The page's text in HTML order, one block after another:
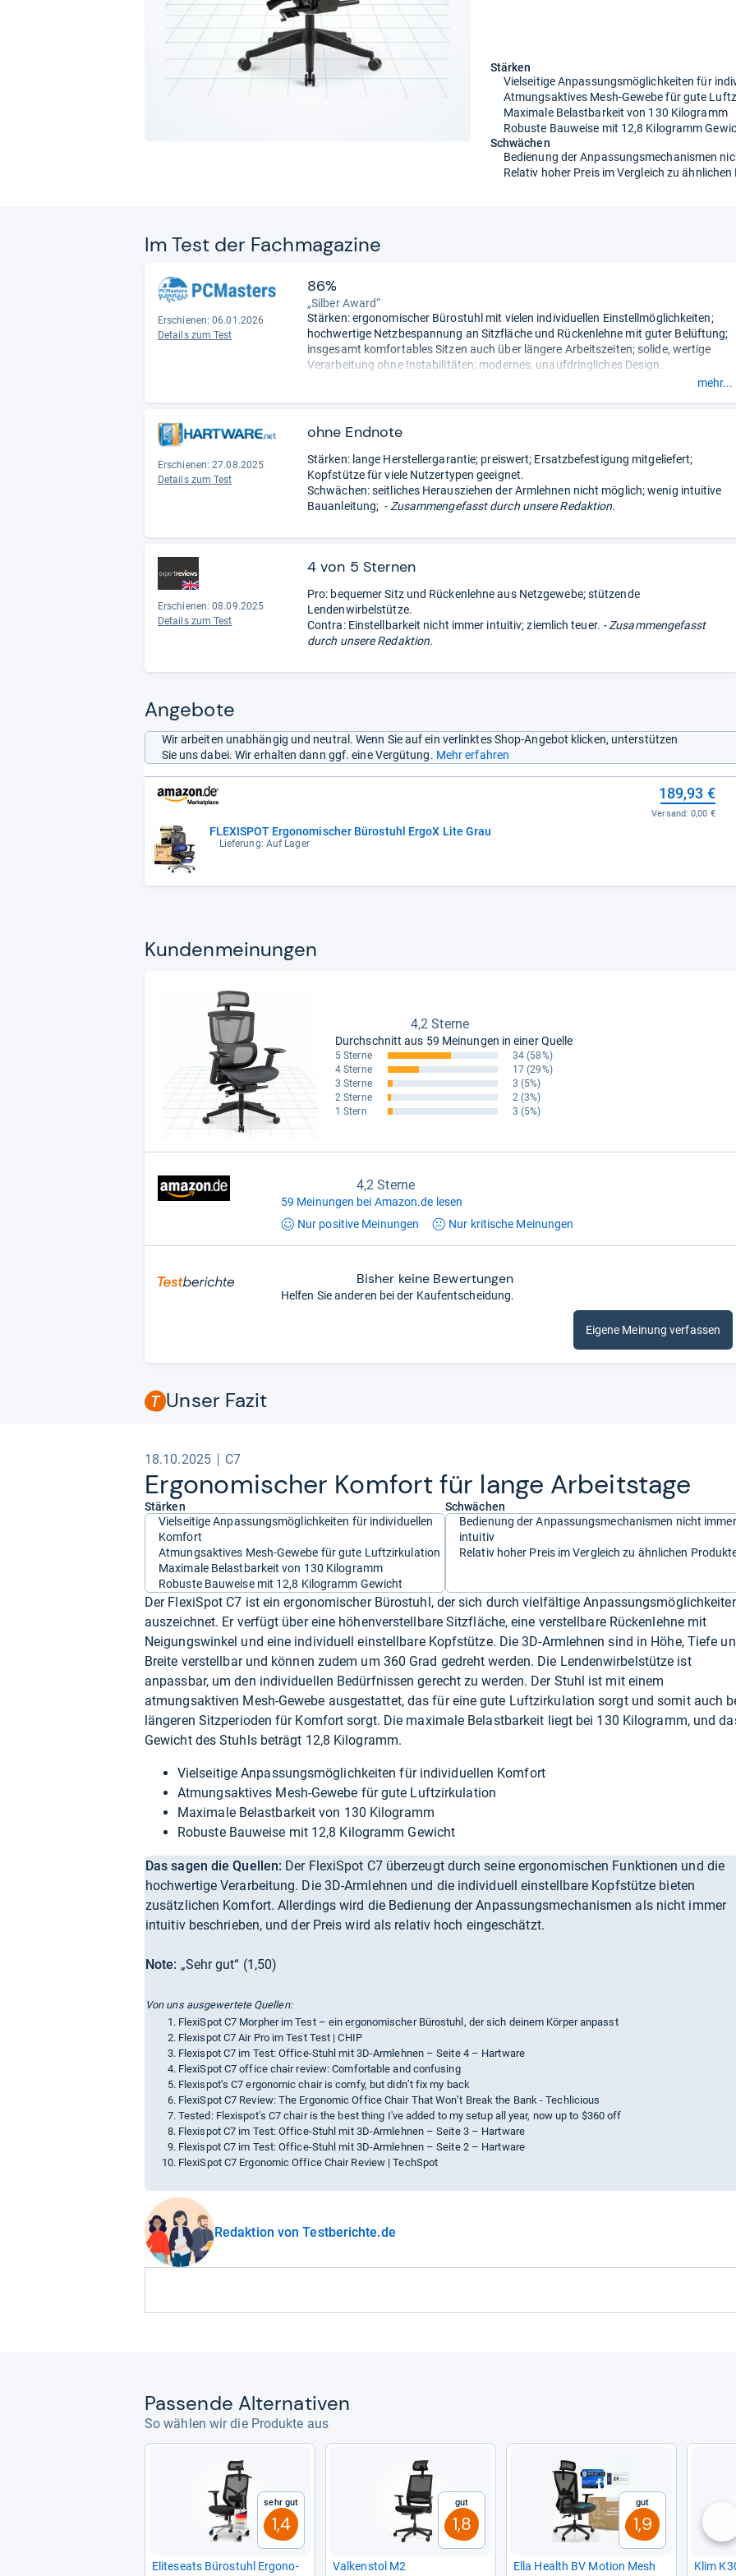
Stärken
Vielseitige Anpassungsmöglichkeiten für
Atmungsaktives Mesh-Gewebe für gute
Maximale Belastbarkeit von 130 Kilogramm
Robuste Bauweise mit 12,8 Kilogramm
Schwächen
Bedienung der Anpassungsmechanismen
Relativ hoher Preis im Vergleich zu
Im Test der Fach­ma­ga­zine
Erschienen: 06.01.2026
Details zum Test
86%
„Silber Award“
Stärken: ergonomischer Bürostuhl mit vielen individuellen Einstellmöglichkeiten;
hochwertige Netzbespannung an Sitzfläche und Rückenlehne mit guter Belüftung;
insgesamt komfortables Sitzen auch über längere Arbeitszeiten; solide, wertige
Verarbeitung ohne Instabilitäten; modernes, unaufdringliches Design.
mehr...
Erschienen: 27.08.2025
Details zum Test
ohne Endnote
Stärken: lange Herstellergarantie; preiswert; Ersatzbefestigung mitgeliefert;
Kopfstütze für viele Nutzertypen geeignet.
Schwächen: seitliches Herausziehen der Armlehnen nicht möglich; wenig intuitive
Bauanleitung; - Zusammengefasst durch unsere Redaktion.
Erschienen: 08.09.2025
Details zum Test
4 von 5 Sternen
Pro: bequemer Sitz und Rückenlehne aus Netzgewebe; stützende
Lendenwirbelstütze.
Contra: Einstellbarkeit nicht immer intuitiv; ziemlich teuer. - Zusammengefasst
durch unsere Redaktion.
Angebote
Wir arbeiten unabhängig und neutral. Wenn Sie auf ein verlinktes Shop-Angebot klicken, unterstützen
Sie uns dabei. Wir erhalten dann ggf. eine Vergütung. Mehr erfahren
FLEXISPOT Ergonomischer Bürostuhl ErgoX Lite Grau
Lieferung: Auf Lager
189,93 €
Versand:0,00 €
Kun­den­mei­nun­gen
4,2 Sterne
Durchschnitt aus 59 Meinungen in einer Quelle
5 Sterne 34 (58%)
4 Sterne
17 (29%)
3 Sterne
3 (5%)
2 Sterne
2 (3%)
1 Stern
3 (5%)
4,2 Sterne
59 Meinungen bei Amazon.de lesen
Nur positive Meinungen Nur kritische Meinungen
Bisher keine Bewertungen
Helfen Sie anderen bei der Kaufentscheidung.
Eigene Meinung verfassen
Unser Fazit
18.10.2025 C7
Ergo­no­mi­scher Kom­fort für lange Arbeits­tage
Stärken
Vielseitige Anpassungsmöglichkeiten für individuellen
Komfort
Atmungsaktives Mesh-Gewebe für gute Luftzirkulation
Maximale Belastbarkeit von 130 Kilogramm
Robuste Bauweise mit 12,8 Kilogramm Gewicht
Schwächen
Bedienung der Anpassungsmechanismen nicht immer
intuitiv
Relativ hoher Preis im Vergleich zu ähnlichen
Der FlexiSpot C7 ist ein ergonomischer Bürostuhl, der sich durch vielfältige
auszeichnet. Er verfügt über eine höhenverstellbare Sitzfläche, eine verstellbare Rückenlehne mit
Neigungswinkel und eine individuell einstellbare Kopfstütze. Die 3D-Armlehnen sind in Höhe, Tiefe
Breite verstellbar und können zudem um 360 Grad gedreht werden. Die Lendenwirbelstütze ist
anpassbar, um den individuellen Bedürfnissen gerecht zu werden. Der Stuhl ist mit einem
atmungsaktiven Mesh-Gewebe ausgestattet, das für eine gute Luftzirkulation sorgt und somit auch
längeren Sitzperioden für Komfort sorgt. Die maximale Belastbarkeit liegt bei 130 Kilogramm, und
Gewicht des Stuhls beträgt 12,8 Kilogramm.
Vielseitige Anpassungsmöglichkeiten für individuellen Komfort
Atmungsaktives Mesh-Gewebe für gute Luftzirkulation
Maximale Belastbarkeit von 130 Kilogramm
Robuste Bauweise mit 12,8 Kilogramm Gewicht
Das sagen die Quellen: Der FlexiSpot C7 überzeugt durch seine ergonomischen Funktionen und die
hochwertige Verarbeitung. Die 3D-Armlehnen und die individuell einstellbare Kopfstütze bieten
zusätzlichen Komfort. Allerdings wird die Bedienung der Anpassungsmechanismen als nicht immer
intuitiv beschrieben, und der Preis wird als relativ hoch eingeschätzt.
Note: „Sehr gut“ (1,50)
Von uns ausgewertete Quellen:
FlexiSpot C7 Morpher im Test – ein ergonomischer Bürostuhl, der sich deinem Körper anpasst
Flexispot C7 Air Pro im Test Test | CHIP
Flexispot C7 im Test: Office-Stuhl mit 3D-Armlehnen – Seite 4 – Hartware
FlexiSpot C7 office chair review: Comfortable and confusing
Flexispot’s C7 ergonomic chair is comfy, but didn’t fix my back
FlexiSpot C7 Review: The Ergonomic Office Chair That Won’t Break the Bank - Techlicious
Tested: Flexispot's C7 chair is the best thing I've added to my setup all year, now up to $360 off
Flexispot C7 im Test: Office-Stuhl mit 3D-Armlehnen – Seite 3 – Hartware
Flexispot C7 im Test: Office-Stuhl mit 3D-Armlehnen – Seite 2 – Hartware
FlexiSpot C7 Ergonomic Office Chair Review | TechSpot
Redaktion von Testberichte.de
Pas­sende Alter­na­ti­ven
So wählen wir die Produkte aus
Sehr gut
1,4
Eli­te­seats Büro­stuhl Ergo­no­
Gut
1,8
Val­ken­stol M2
Gut
1,9
Ella Health BV Motion Mesh
Klim